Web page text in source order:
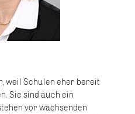
weil Schulen eher bereit
Sie sind auch ein
vor wachsenden